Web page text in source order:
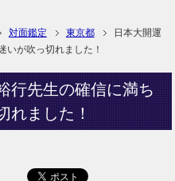
対面鑑定 東京都
日本大開運
いが吹っ切れました！
行先生の確信に満ち
れました！